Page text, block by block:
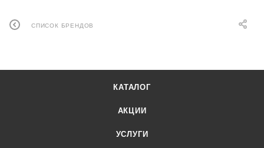
СПИСОК БРЕНДОВ
КАТАЛОГ
АКЦИИ
УСЛУГИ